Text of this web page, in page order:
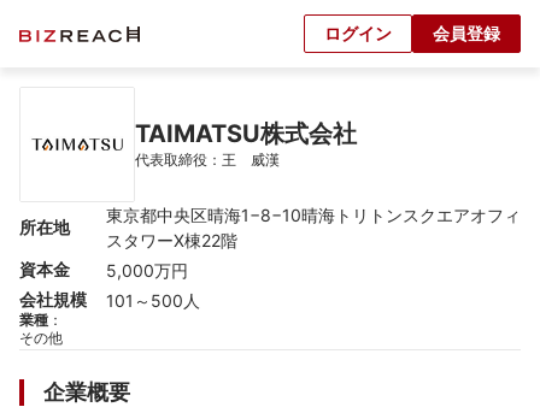
ログイン 会員登録
TAIMATSU株式会社
代表取締役：王　威漢
所在地
東京都中央区晴海1−8−10晴海トリトンスクエアオフィ
スタワーX棟22階
資本金
5,000万円
会社規模
101～500人
業種 ：
その他
企業概要